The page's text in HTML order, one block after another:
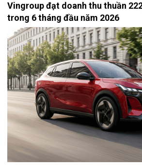
Vingroup đạt doanh thu thuần
trong 6 tháng đầu năm 2026